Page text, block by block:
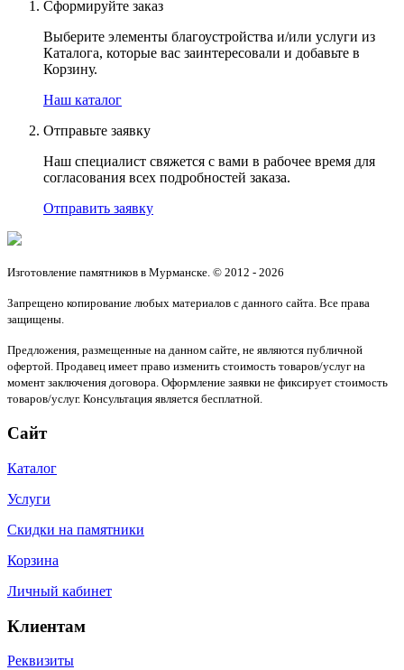
Сформируйте заказ
Выберите элементы благоустройства и/или услуги из
Каталога, которые вас заинтересовали и добавьте в
Корзину.
Наш каталог
Отправьте заявку
Наш специалист свяжется с вами в рабочее время для
согласования всех подробностей заказа.
Отправить заявку
Изготовление памятников в Мурманске. © 2012 - 2026
Запрещено копирование любых материалов с данного сайта. Все права
защищены.
Предложения, размещенные на данном сайте, не являются публичной
офертой. Продавец имеет право изменить стоимость товаров/услуг на
момент заключения договора. Оформление заявки не фиксирует стоимость
товаров/услуг. Консультация является бесплатной.
Сайт
Каталог
Услуги
Скидки на памятники
Корзина
Личный кабинет
Клиентам
Реквизиты